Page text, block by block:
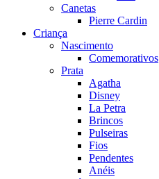
Canetas
Pierre Cardin
Criança
Nascimento
Comemorativos
Prata
Agatha
Disney
La Petra
Brincos
Pulseiras
Fios
Pendentes
Anéis